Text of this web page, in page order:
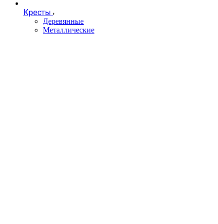
Кресты
Деревянные
Металлические